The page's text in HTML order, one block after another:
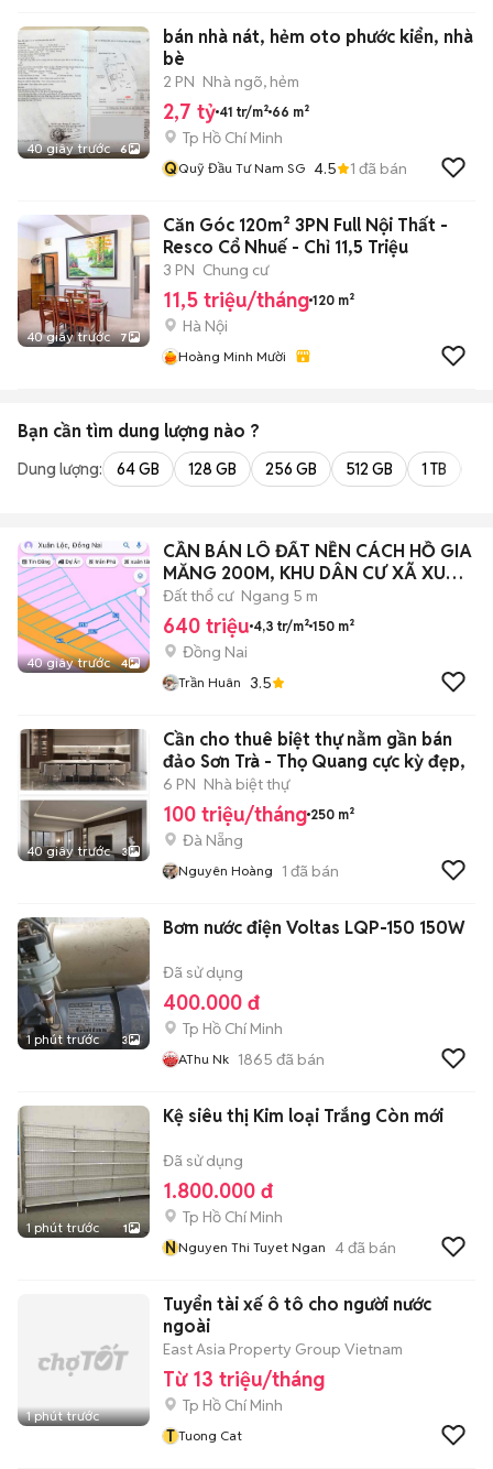
40 giây trước 6
bán nhà nát, hẻm oto phước kiển, nhà
bè
2 PN Nhà ngõ, hẻm
2,7 tỷ 41 tr/m² 66 m²
Tp Hồ Chí Minh
QQuỹ Đầu Tư Nam SG 4.5 1 đã bán
40 giây trước 7
Căn Góc 120m² 3PN Full Nội Thất -
Resco Cổ Nhuế - Chỉ 11,5 Triệu
3 PN Chung cư
11,5 triệu/tháng 120 m²
Hà Nội
Hoàng Minh Mười
Bạn cần tìm dung lượng nào ?
Dung lượng: 64 GB 128 GB 256 GB 512 GB 1 TB
40 giây trước 4
CẦN BÁN LÔ ĐẤT NỀN CÁCH HỒ GIA
MĂNG 200M, KHU DÂN CƯ XÃ XUÂN
HIỆP, CŨ
Đất thổ cư Ngang 5 m
640 triệu 4,3 tr/m² 150 m²
Đồng Nai
Trần Huân 3.5
40 giây trước 3
Cần cho thuê biệt thự nằm gần bán
đảo Sơn Trà - Thọ Quang cực kỳ đẹp,
6 PN Nhà biệt thự
100 triệu/tháng 250 m²
Đà Nẵng
Nguyên Hoàng 1 đã bán
1 phút trước 3
Bơm nước điện Voltas LQP-150 150W
Đã sử dụng
400.000 đ
Tp Hồ Chí Minh
AThu Nk 1865 đã bán
1 phút trước 1
Kệ siêu thị Kim loại Trắng Còn mới
Đã sử dụng
1.800.000 đ
Tp Hồ Chí Minh
NNguyen Thi Tuyet Ngan 4đã bán
1 phút trước
Tuyển tài xế ô tô cho người nước
ngoài
East Asia Property Group Vietnam
Từ 13 triệu/tháng
Tp Hồ Chí Minh
T Tuong Cat